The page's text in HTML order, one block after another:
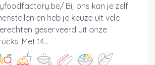
Bij ons kan je zelf
en heb je keuze uit vele
geserveerd uit onze
Met 14...